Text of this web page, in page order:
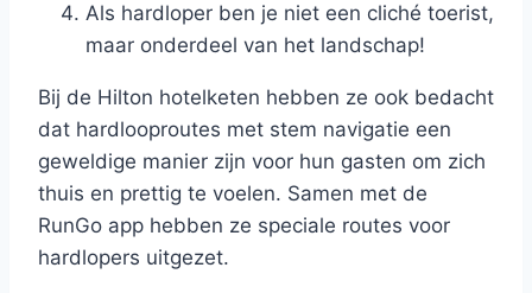
Als hardloper ben je niet een cliché toerist,
maar onderdeel van het landschap!
Bij de Hilton hotelketen hebben ze ook bedacht
dat hardlooproutes met stem navigatie een
geweldige manier zijn voor hun gasten om zich
thuis en prettig te voelen. Samen met de
RunGo app hebben ze speciale routes voor
hardlopers uitgezet.